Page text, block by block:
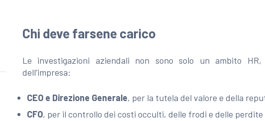
Chi deve farsene carico
Le investigazioni aziendali non sono solo un ambito
dell’impresa:
CEO e Direzione Generale, per la tutela del valore e della
CFO, per il controllo dei costi occulti, delle frodi e delle perdite